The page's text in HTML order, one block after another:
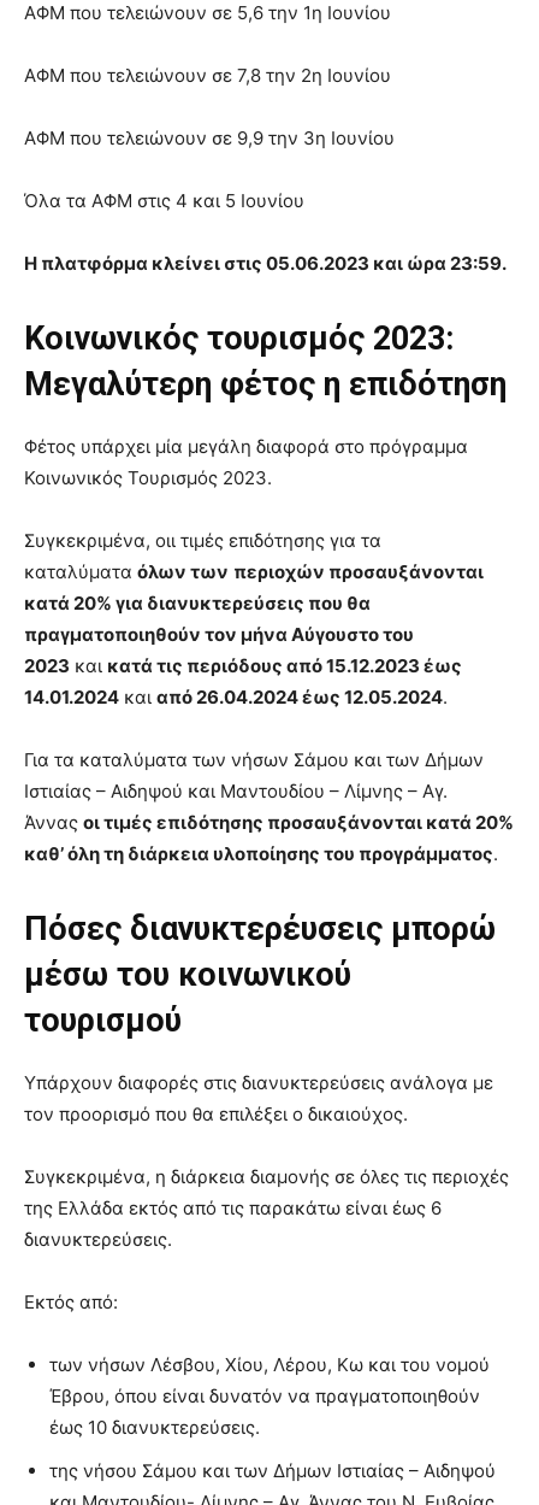
ΑΦΜ που τελειώνουν σε 5,6 την 1η Ιουνίου
ΑΦΜ που τελειώνουν σε 7,8 την 2η Ιουνίου
ΑΦΜ που τελειώνουν σε 9,9 την 3η Ιουνίου
Όλα τα ΑΦΜ στις 4 και 5 Ιουνίου
Η πλατφόρμα κλείνει στις 05.06.2023 και ώρα 23:59.
Κοινωνικός τουρισμός 2023:
Μεγαλύτερη φέτος η επιδότηση
Φέτος υπάρχει μία μεγάλη διαφορά στο πρόγραμμα
Κοινωνικός Τουρισμός 2023.
Συγκεκριμένα, οιι τιμές επιδότησης για τα
καταλύματα όλων των περιοχών προσαυξάνονται
κατά 20% για διανυκτερεύσεις που θα
πραγματοποιηθούν τον μήνα Αύγουστο του
2023 και κατά τις περιόδους από 15.12.2023 έως
14.01.2024 και από 26.04.2024 έως 12.05.2024.
Για τα καταλύματα των νήσων Σάμου και των Δήμων
Ιστιαίας – Αιδηψού και Μαντουδίου – Λίμνης – Αγ.
Άννας οι τιμές επιδότησης προσαυξάνονται κατά 20%
καθ’ όλη τη διάρκεια υλοποίησης του προγράμματος.
Πόσες διανυκτερέυσεις μπορώ
μέσω του κοινωνικού
τουρισμού
Υπάρχουν διαφορές στις διανυκτερεύσεις ανάλογα με
τον προορισμό που θα επιλέξει ο δικαιούχος.
Συγκεκριμένα, η διάρκεια διαμονής σε όλες τις περιοχές
της Ελλάδα εκτός από τις παρακάτω είναι έως 6
διανυκτερεύσεις.
Εκτός από:
των νήσων Λέσβου, Χίου, Λέρου, Κω και του νομού
Έβρου, όπου είναι δυνατόν να πραγματοποιηθούν
έως 10 διανυκτερεύσεις.
της νήσου Σάμου και των Δήμων Ιστιαίας – Αιδηψού